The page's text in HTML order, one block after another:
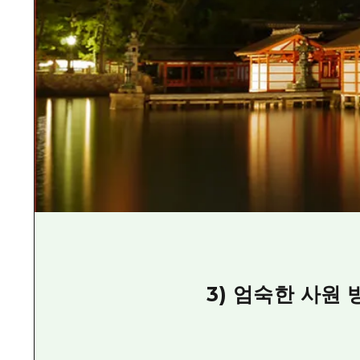
3) 엄숙한 사원